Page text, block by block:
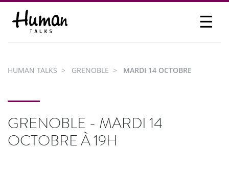
☰
PARTICIPER
HUMAN TALKS GRENOBLE MARDI 14 OCTOBRE
GRENOBLE - MARDI 14
OCTOBRE À 19H